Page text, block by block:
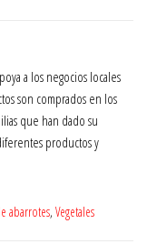
a los negocios locales
son comprados en los
que han dado su
productos y
abarrotes, Vegetales